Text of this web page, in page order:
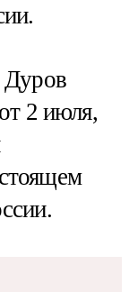
Дуров
2 июля,